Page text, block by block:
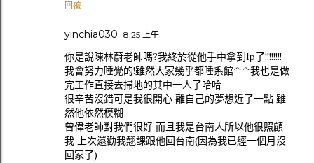
回覆
yinchia030 8:25 上午
你是說陳林蔚老師嗎?我終於從他手中拿到lp了!!!!!!!!
我會努力睡覺的!雖然大家幾乎都睡系館^^我也是做
完工作直接去掃地的其中一人了哈哈
很辛苦沒錯可是我很開心 離自己的夢想近了一點 雖
然他依然模糊
曾偉老師對我們很好 而且我是台南人所以他很照顧
我 上次還勸我翹課跟他回台南(因為我已經一個月沒
回家了)